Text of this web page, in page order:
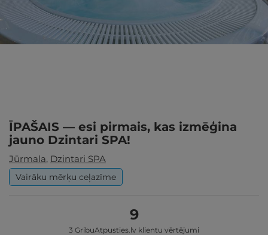
ĪPAŠAIS — esi pirmais, kas izmēģina
jauno Dzintari SPA!
Jūrmala, Dzintari SPA
Vairāku mērķu ceļazīme
9
3 GribuAtpusties.lv klientu vērtējumi